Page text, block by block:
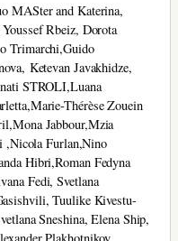
MASter and Katerina,
Rbeiz, Dorota
Trimarchi,Guido
Ketevan Javakhidze,
STROLI,Luana
Thérèse Zouein
Jabbour,Mzia
,Nicola Furlan,Nino
Hibri,Roman Fedyna
Fedi, Svetlana
Tuulike Kivestu-
Sneshina, Elena Ship,